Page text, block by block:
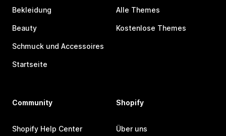
Bekleidung
Beauty
Schmuck und Accessoires
Startseite
Alle Themes
Kostenlose Themes
Community
Shopify Help Center
Shopify
Über uns